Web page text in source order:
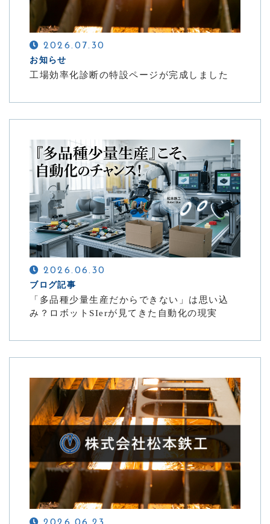
2026.07.30
お知らせ
工場効率化診断の特設ページが完成しました
2026.06.30
ブログ記事
「多品種少量生産だからできない」は思い込
み？ロボットSIerが見てきた自動化の現実